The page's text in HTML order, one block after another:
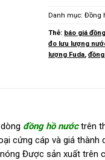
Danh mục:Đồng
Thẻ: báo giá
đo lưu lượng
lượng Fuda,
đồng hồ nước trên
cứng cáp và giá thành
Được sản xuất trên